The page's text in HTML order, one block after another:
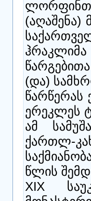
(აღაშენა)
(და)
წარწერას
ერეკლეს
ამ
ქართლ-
წლის
XIX